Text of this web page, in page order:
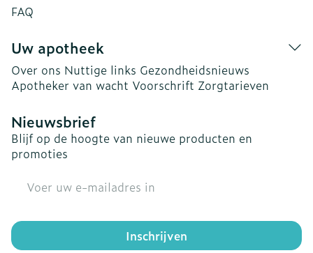
FAQ
Uw apotheek
Over ons Nuttige links Gezondheidsnieuws
Apotheker van wacht Voorschrift Zorgtarieven
Nieuwsbrief
Blijf op de hoogte van nieuwe producten en
promoties
Inschrijven